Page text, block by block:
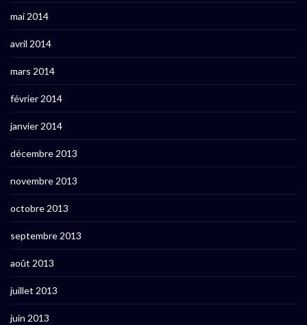
mai 2014
avril 2014
mars 2014
février 2014
janvier 2014
décembre 2013
novembre 2013
octobre 2013
septembre 2013
août 2013
juillet 2013
juin 2013